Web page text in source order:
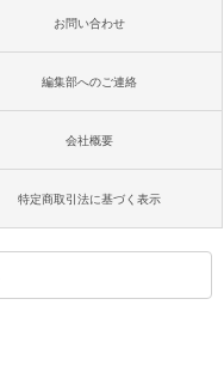
お問い合わせ
編集部へのご連絡
会社概要
特定商取引法に基づく表示